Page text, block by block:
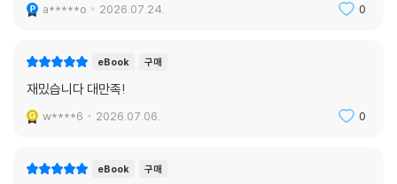
a*****o 2026.07.24. 0
eBook 구매
재밌습니다 대만족!
w****6 2026.07.06. 0
eBook 구매